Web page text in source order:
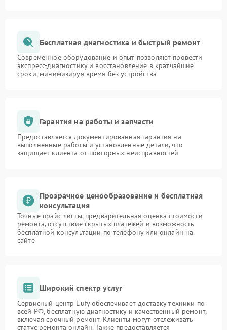
Бесплатная диагностика и быстрый ремонт
Современное оборудование и опыт позволяют провести
экспресс-диагностику и восстановление в кратчайшие
сроки, минимизируя время без устройства
Гарантия на работы и запчасти
Предоставляется документированная гарантия на
выполненные работы и установленные детали, что
защищает клиента от повторных неисправностей
Прозрачное ценообразование и бесплатная
консультация
Точные прайс-листы, предварительная оценка стоимости
ремонта, отсутствие скрытых платежей и возможность
бесплатной консультации по телефону или онлайн на
сайте
Широкий спектр услуг
Сервисный центр Eufy обеспечивает доставку техники по
всей РФ, бесплатную диагностику и качественный ремонт,
включая срочный ремонт. Клиенты могут отслеживать
статус ремонта онлайн. Также предоставляется